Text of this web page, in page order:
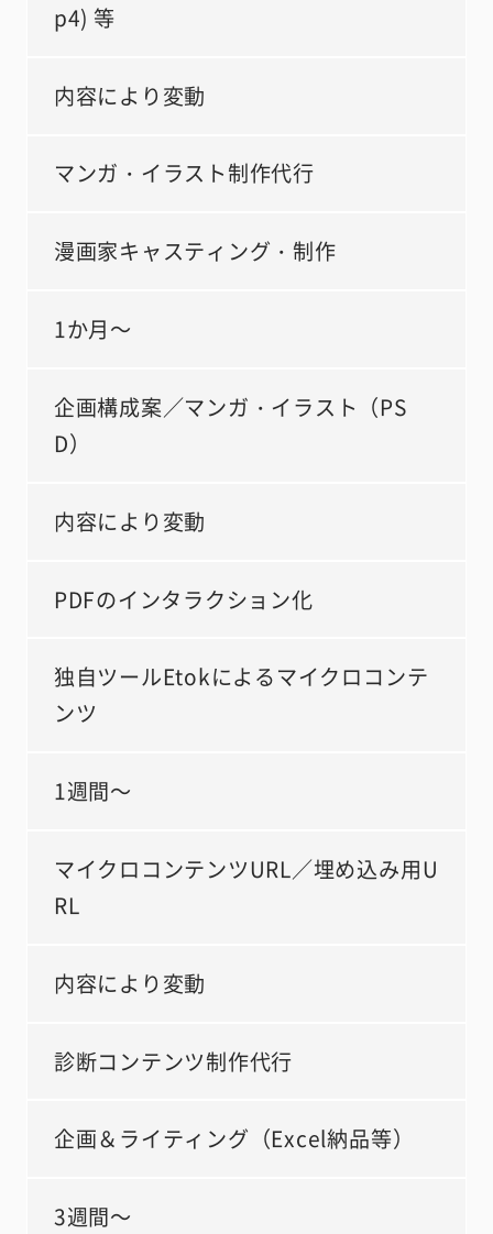
p4) 等
内容により変動
マンガ・イラスト制作代行
漫画家キャスティング・制作
1か月～
企画構成案／マンガ・イラスト（PS
D）
内容により変動
PDFのインタラクション化
独自ツールEtokによるマイクロコンテ
ンツ
1週間～
マイクロコンテンツURL／埋め込み用U
RL
内容により変動
診断コンテンツ制作代行
企画＆ライティング（Excel納品等）
3週間～